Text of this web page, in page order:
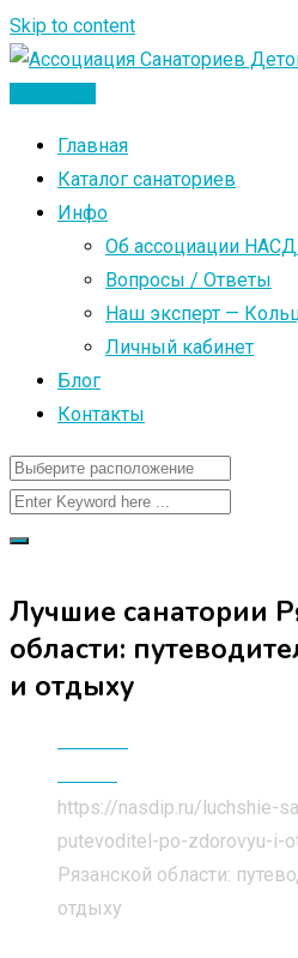
Skip to content
Главная
Каталог санаториев
Инфо
Об ассоциации
Вопросы / Ответы
Наш эксперт —
Личный кабинет
Блог
Контакты
Лучшие санатории
области:
и отдыху
https://nasdip.ru/luchshie-
putevoditel-po-zdorovyu-i-
Рязанской области:
отдыху